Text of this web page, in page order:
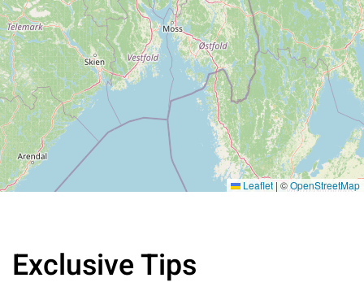
Leaflet| ©OpenStreetMap
Exclusive Tips